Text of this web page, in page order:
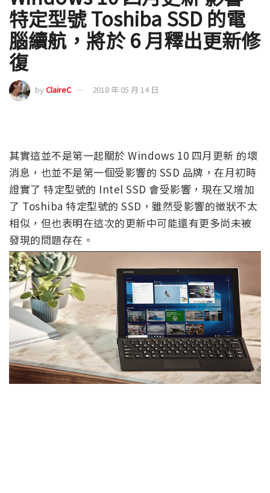
特定型號 Toshiba SSD 的電
腦續航，將於 6 月釋出更新修
復
byClaireC 2018 年 05 月 14 日
其實這並不是第一起關於 Windows 10 四月更新 的壞
消息，也並不是第一個受影響的 SSD 品牌，在月初時
證實了 特定型號的 Intel SSD 會受影響，現在又增加
了 Toshiba 特定型號的 SSD，雖然受影響的徵狀不太
相似，但也表明在這次的更新中可能還有更多尚未被
發現的問題存在。